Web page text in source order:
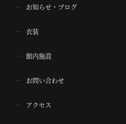
お知らせ・ブログ
衣装
館内施設
お問い合わせ
アクセス